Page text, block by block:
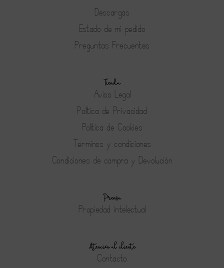
Descargas
Estado de mi pedido
Preguntas Frecuentes
Tienda
Aviso Legal
Política de Privacidad
Política de Cookies
Terminos y condiciones
Condiciones de compra y Devolución
Prensa
Propiedad intelectual
Atención al cliente
Contacto